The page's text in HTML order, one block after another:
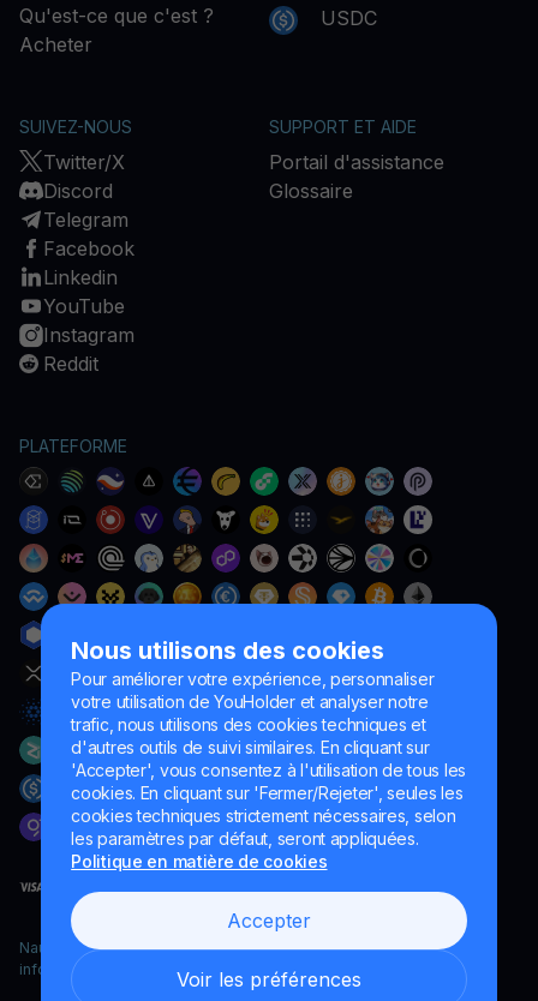
Nous utilisons des cookies
Pour améliorer votre expérience, personnaliser
votre utilisation de YouHolder et analyser notre
trafic, nous utilisons des cookies techniques et
d'autres outils de suivi similaires. En cliquant sur
'Accepter', vous consentez à l'utilisation de tous les
cookies. En cliquant sur 'Fermer/Rejeter', seules les
cookies techniques strictement nécessaires, selon
les paramètres par défaut, seront appliquées.
Politique en matière de cookies
Accepter
Voir les préférences
Qu'est-ce que c'est ?
Acheter
USDC
SUIVEZ-NOUS
Twitter/X
Discord
Telegram
Facebook
Linkedin
YouTube
Instagram
Reddit
SUPPORT ET AIDE
Portail d'assistance
Glossaire
PLATEFORME
Naumard LTD. – uniquement à des fins de développement
informatique, de recherche et de marketing